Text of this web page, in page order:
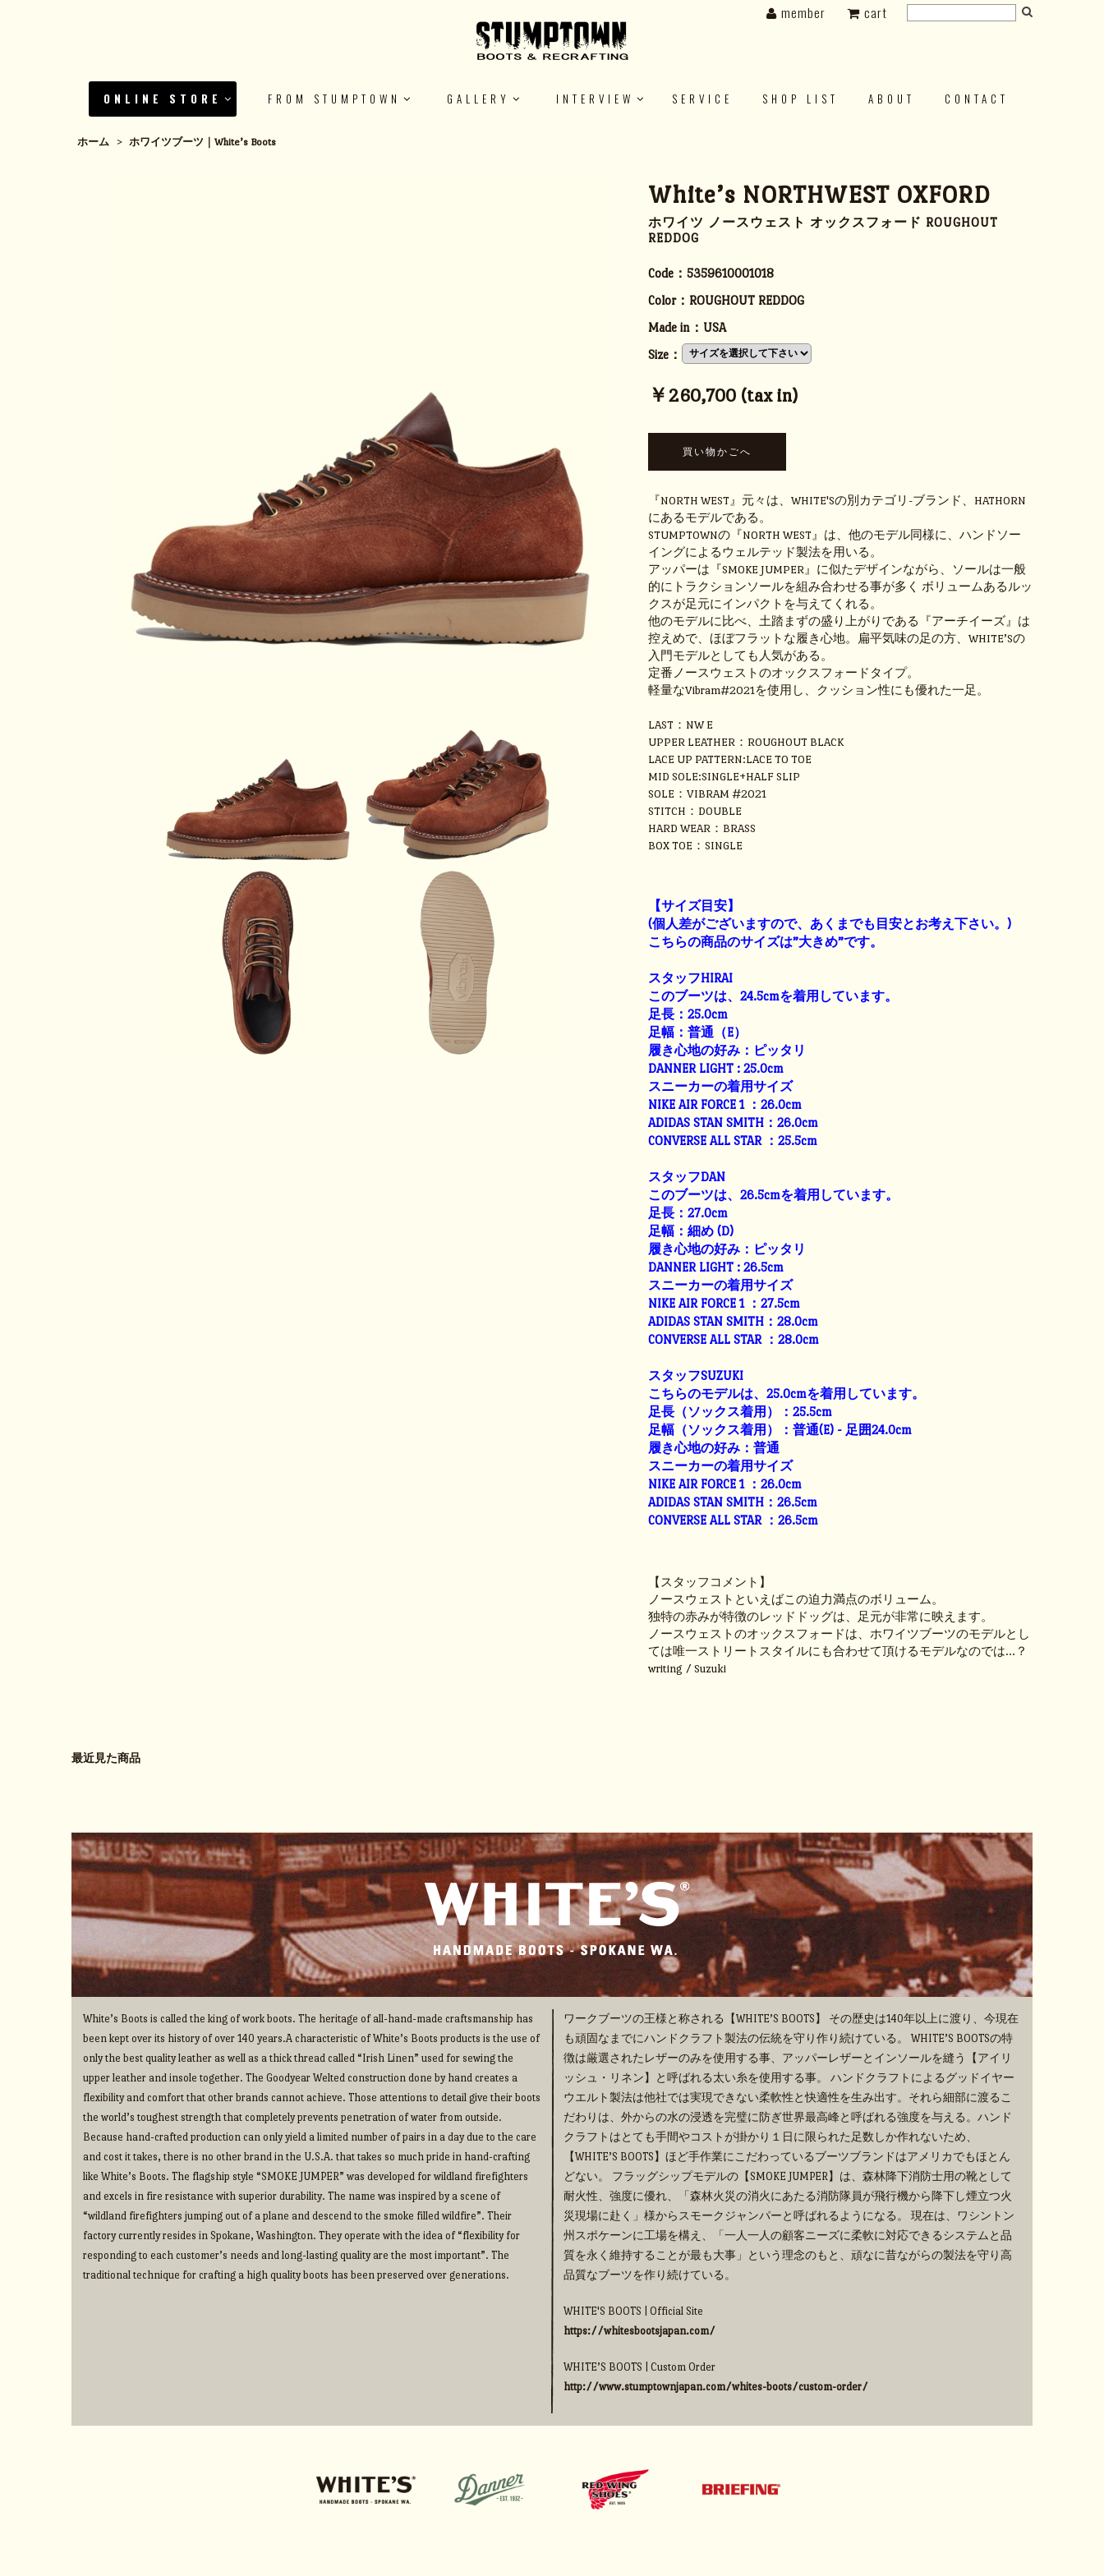
ONLINE STORE FROM STUMPTOWN GALLERY INTERVIEW SERVICE SHOP LIST ABOUT CONTACT
member cart
ホーム > ホワイツブーツ｜White’s Boots
White’s NORTHWEST OXFORD
ホワイツ ノースウェスト オックスフォード ROUGHOUT
REDDOG
Code： 5359610001018
Color： ROUGHOUT REDDOG
Made in： USA
Size：
￥260,700 (tax in)
『NORTH WEST』元々は、WHITE'Sの別カテゴリ-ブランド、HATHORN
にあるモデルである。
STUMPTOWNの『NORTH WEST』は、他のモデル同様に、ハンドソー
イングによるウェルテッド製法を用いる。
アッパーは『SMOKE JUMPER』に似たデザインながら、ソールは一般
的にトラクションソールを組み合わせる事が多く ボリュームあるルッ
クスが足元にインパクトを与えてくれる。
他のモデルに比べ、土踏まずの盛り上がりである『アーチイーズ』は
控えめで、ほぼフラットな履き心地。扁平気味の足の方、WHITE’Sの
入門モデルとしても人気がある。
定番ノースウェストのオックスフォードタイプ。
軽量なVibram#2021を使用し、クッション性にも優れた一足。
LAST：NW E
UPPER LEATHER：ROUGHOUT BLACK
LACE UP PATTERN:LACE TO TOE
MID SOLE:SINGLE+HALF SLIP
SOLE：VIBRAM #2021
STITCH：DOUBLE
HARD WEAR：BRASS
BOX TOE：SINGLE
【サイズ目安】
(個人差がございますので、あくまでも目安とお考え下さい。)
こちらの商品のサイズは”大きめ”です。
スタッフHIRAI
このブーツは、24.5cmを着用しています。
足長：25.0cm
足幅：普通（E）
履き心地の好み：ピッタリ
DANNER LIGHT : 25.0cm
スニーカーの着用サイズ
NIKE AIR FORCE 1 ：26.0cm
ADIDAS STAN SMITH：26.0cm
CONVERSE ALL STAR ：25.5cm
スタッフDAN
このブーツは、26.5cmを着用しています。
足長：27.0cm
足幅：細め (D)
履き心地の好み：ピッタリ
DANNER LIGHT : 26.5cm
スニーカーの着用サイズ
NIKE AIR FORCE 1 ：27.5cm
ADIDAS STAN SMITH：28.0cm
CONVERSE ALL STAR ：28.0cm
スタッフSUZUKI
こちらのモデルは、25.0cmを着用しています。
足長（ソックス着用）：25.5cm
足幅（ソックス着用）：普通(E) - 足囲24.0cm
履き心地の好み：普通
スニーカーの着用サイズ
NIKE AIR FORCE 1 ：26.0cm
ADIDAS STAN SMITH：26.5cm
CONVERSE ALL STAR ：26.5cm
【スタッフコメント】
ノースウェストといえばこの迫力満点のボリューム。
独特の赤みが特徴のレッドドッグは、足元が非常に映えます。
ノースウェストのオックスフォードは、ホワイツブーツのモデルとし
ては唯一ストリートスタイルにも合わせて頂けるモデルなのでは…？
writing / Suzuki
最近見た商品
White’s Boots is called the king of work boots. The heritage of all-hand-made craftsmanship has
been kept over its history of over 140 years.A characteristic of White’s Boots products is the use of
only the best quality leather as well as a thick thread called “Irish Linen” used for sewing the
upper leather and insole together. The Goodyear Welted construction done by hand creates a
flexibility and comfort that other brands cannot achieve. Those attentions to detail give their boots
the world’s toughest strength that completely prevents penetration of water from outside.
Because hand-crafted production can only yield a limited number of pairs in a day due to the care
and cost it takes, there is no other brand in the U.S.A. that takes so much pride in hand-crafting
like White’s Boots. The flagship style “SMOKE JUMPER” was developed for wildland firefighters
and excels in fire resistance with superior durability. The name was inspired by a scene of
“wildland firefighters jumping out of a plane and descend to the smoke filled wildfire”. Their
factory currently resides in Spokane, Washington. They operate with the idea of “flexibility for
responding to each customer’s needs and long-lasting quality are the most important”. The
traditional technique for crafting a high quality boots has been preserved over generations.
ワークブーツの王様と称される【WHITE’S BOOTS】 その歴史は140年以上に渡り、今現在
も頑固なまでにハンドクラフト製法の伝統を守り作り続けている。 WHITE’S BOOTSの特
徴は厳選されたレザーのみを使用する事、アッパーレザーとインソールを縫う【アイリ
ッシュ・リネン】と呼ばれる太い糸を使用する事。 ハンドクラフトによるグッドイヤー
ウエルト製法は他社では実現できない柔軟性と快適性を生み出す。それら細部に渡るこ
だわりは、外からの水の浸透を完璧に防ぎ世界最高峰と呼ばれる強度を与える。ハンド
クラフトはとても手間やコストが掛かり１日に限られた足数しか作れないため、
【WHITE’S BOOTS】ほど手作業にこだわっているブーツブランドはアメリカでもほとん
どない。 フラッグシップモデルの【SMOKE JUMPER】は、森林降下消防士用の靴として
耐火性、強度に優れ、「森林火災の消火にあたる消防隊員が飛行機から降下し煙立つ火
災現場に赴く」様からスモークジャンパーと呼ばれるようになる。 現在は、ワシントン
州スポケーンに工場を構え、「一人一人の顧客ニーズに柔軟に対応できるシステムと品
質を永く維持することが最も大事」という理念のもと、頑なに昔ながらの製法を守り高
品質なブーツを作り続けている。
WHITE'S BOOTS | Official Site
https://whitesbootsjapan.com/
WHITE’S BOOTS | Custom Order
http://www.stumptownjapan.com/whites-boots/custom-order/